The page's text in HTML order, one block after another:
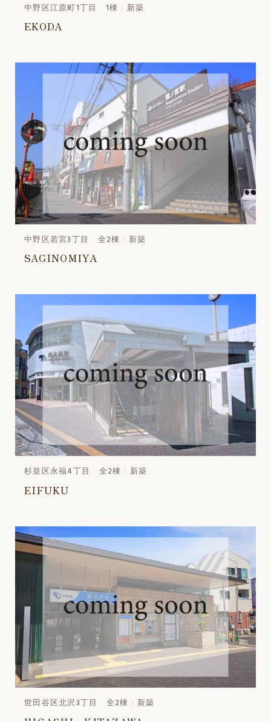
中野区江原町1丁目 1棟 新築
EKODA
中野区若宮3丁目 全2棟 新築
SAGINOMIYA
杉並区永福4丁目 全2棟 新築
EIFUKU
世田谷区北沢3丁目 全2棟 新築